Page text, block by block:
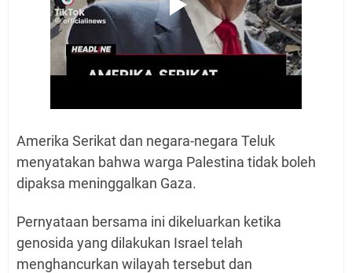
Amerika Serikat dan negara-negara Teluk
menyatakan bahwa warga Palestina tidak boleh
dipaksa meninggalkan Gaza.
Pernyataan bersama ini dikeluarkan ketika
genosida yang dilakukan Israel telah
menghancurkan wilayah tersebut dan